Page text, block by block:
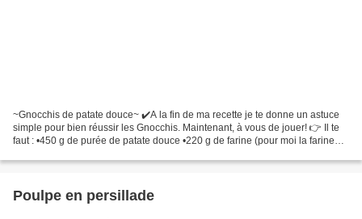
~Gnocchis de patate douce~ ✔️A la fin de ma recette je te donne un astuce
simple pour bien réussir les Gnocchis. Maintenant, à vous de jouer! 👉 Il te
faut : •450 g de purée de patate douce •220 g de farine (pour moi la farine
Poulpe en persillade